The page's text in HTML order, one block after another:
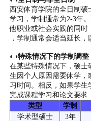
西安体育学院的全日制
学习，学制通常为2-3年
他职业或社会实践的同时
，学制通常会适当延长，
◐◑特殊情况下的学制调整
在某些特殊情况下，硕
生因个人原因需要休学
习时间。相反，如果学
完成课程学习和论文要求
类型
学制
学术型硕士
3年